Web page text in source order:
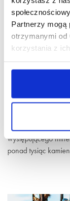
Partnerzy mogą
otrzymanymi od
korzystania z ich
Nieopodal
występującego
ponad tysiąc